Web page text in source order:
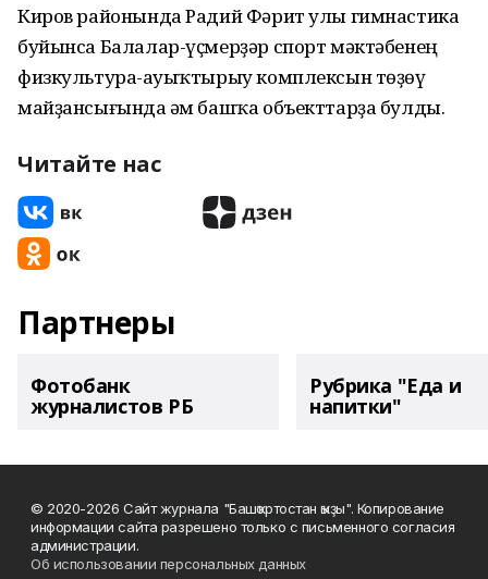
Киров районында Радий Фәрит улы гимнастика
буйынса Балалар-үҫмерҙәр спорт мәктәбенең
физкультура-һауыҡтырыу комплексын төҙөү
майҙансығында һәм башҡа объекттарҙа булды.
Читайте нас
Партнеры
Фотобанк
журналистов РБ
Рубрика "Еда и
напитки"
© 2020-2026 Сайт журнала "Башҡортостан ҡыҙы". Копирование
информации сайта разрешено только с письменного согласия
администрации.
Об использовании персональных данных